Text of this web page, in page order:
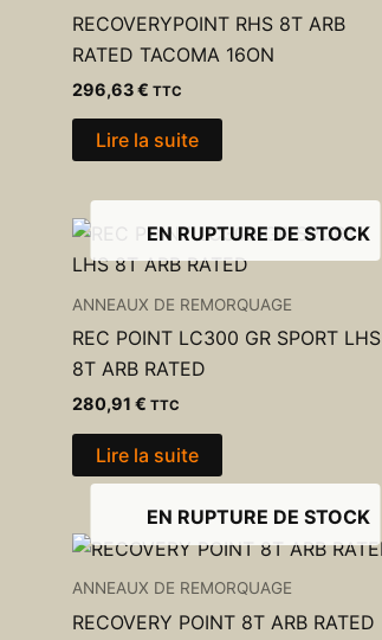
RECOVERYPOINT RHS 8T ARB
RATED TACOMA 16ON
296,63€ TTC
Lire la suite
EN RUPTURE DE STOCK
ANNEAUX DE REMORQUAGE
REC POINT LC300 GR SPORT LHS
8T ARB RATED
280,91 € TTC
Lire la suite
EN RUPTURE DE STOCK
ANNEAUX DE REMORQUAGE
RECOVERY POINT 8T ARB RATED